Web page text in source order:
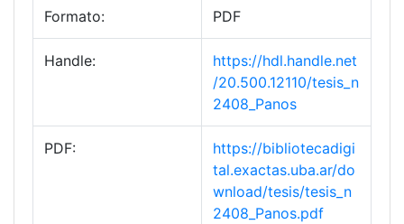
Formato: PDF
Handle:
https://hdl.handle.net
/20.500.12110/tesis_n
2408_Panos
PDF:
https://bibliotecadigi
tal.exactas.uba.ar/do
wnload/tesis/tesis_n
2408_Panos.pdf